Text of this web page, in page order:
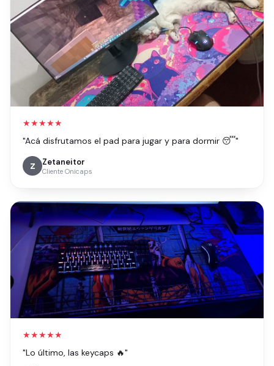
★★★★★
"Acá disfrutamos el pad para jugar y para dormir 😴"
Z Zetaneitor
Cliente Onicaps
★★★★★
"Lo último, las keycaps 🔥"